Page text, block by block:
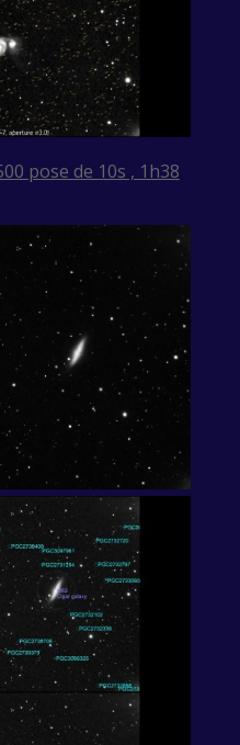
pose de 10s , 1h38